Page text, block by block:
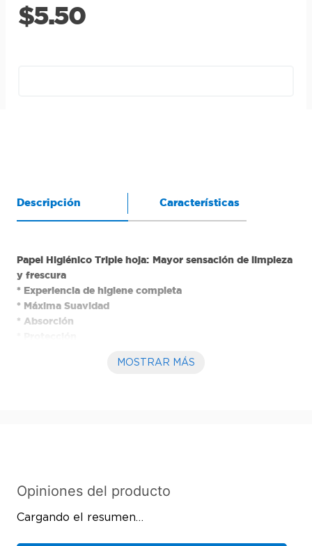
$5.50
Descripción Características
Papel Higiénico Triple hoja: Mayor sensación de limpieza
y frescura
* Experiencia de higiene completa
* Máxima Suavidad
* Absorción
* Con tu compra ayudas a comunidades vulnerables a
MOSTRAR MÁS
Cargando el resumen…